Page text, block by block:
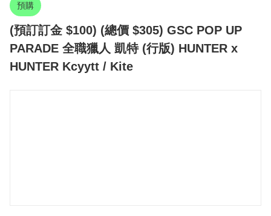
預購
(預訂訂金 $100) (總價 $305) GSC POP UP
PARADE 全職獵人 凱特 (行版) HUNTER x
HUNTER Kcyytt / Kite